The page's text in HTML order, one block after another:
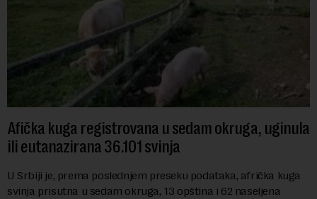
Afička kuga registrovana u sedam okruga, uginula
ili eutanazirana 36.101 svinja
U Srbiji je, prema poslednjem preseku podataka, afrička kuga
svinja prisutna u sedam okruga, 13 opština i 62 naseljena